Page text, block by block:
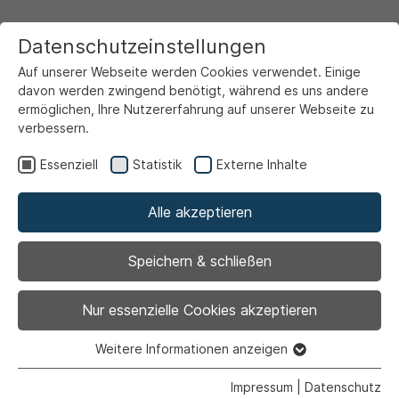
Statistische Daten
Statistische Bezirke
Statistische Bezirke
Stand: Dezember 2025
Datenschutzeinstellungen
Auf unserer Webseite werden Cookies verwendet. Einige
davon werden zwingend benötigt, während es uns andere
ermöglichen, Ihre Nutzererfahrung auf unserer Webseite zu
verbessern.
Essenziell Statistik Externe Inhalte
Alle akzeptieren
Speichern & schließen
Nur essenzielle Cookies akzeptieren
Essenzielle Cookies werden für grundlegende Funktionen
Weitere Informationen anzeigen
Impressum Datenschutz